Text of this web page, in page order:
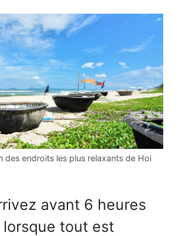
des endroits les plus relaxants de Hoi
avant 6 heures
tout est